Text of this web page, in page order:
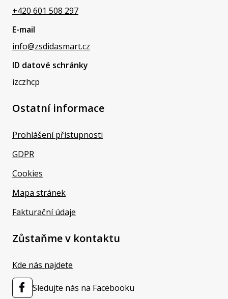
+420 601 508 297
E-mail
info@zsdidasmart.cz
ID datové schránky
izczhcp
Ostatní informace
Prohlášení přístupnosti
GDPR
Cookies
Mapa stránek
Fakturační údaje
Zůstaňme v kontaktu
Kde nás najdete
Sledujte nás na Facebooku